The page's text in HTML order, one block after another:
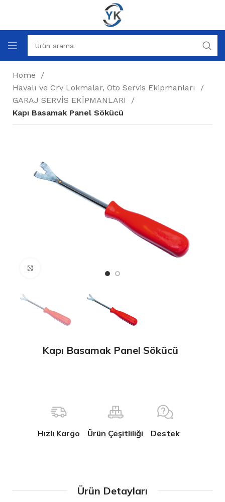
Home
Havalı ve Crv Lokmalar, Oto Servis Ekipmanları
GARAJ SERVİS EKİPMANLARI
Kapı Basamak Panel Sökücü
Kapı Basamak Panel Sökücü
Hızlı Kargo Ürün Çeşitliliği Destek
Ürün Detayları